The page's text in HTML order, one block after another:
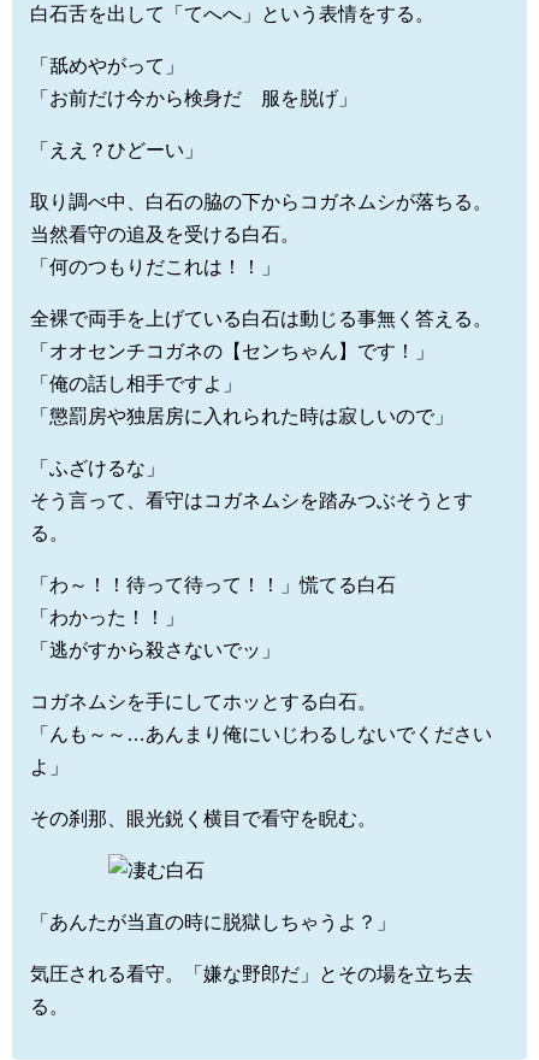
白石舌を出して「てへへ」という表情をする。
「舐めやがって」
「お前だけ今から検身だ 服を脱げ」
「ええ？ひどーい」
取り調べ中、白石の脇の下からコガネムシが落ちる。
当然看守の追及を受ける白石。
「何のつもりだこれは！！」
全裸で両手を上げている白石は動じる事無く答える。
「オオセンチコガネの【センちゃん】です！」
「俺の話し相手ですよ」
「懲罰房や独居房に入れられた時は寂しいので」
「ふざけるな」
そう言って、看守はコガネムシを踏みつぶそうとす
る。
「わ～！！待って待って！！」慌てる白石
「わかった！！」
「逃がすから殺さないでッ」
コガネムシを手にしてホッとする白石。
「んも～～…あんまり俺にいじわるしないでください
よ」
その刹那、眼光鋭く横目で看守を睨む。
「あんたが当直の時に脱獄しちゃうよ？」
気圧される看守。「嫌な野郎だ」とその場を立ち去
る。